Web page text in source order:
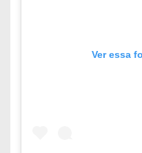
Ver essa